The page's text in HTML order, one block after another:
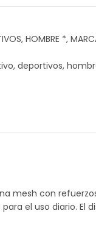
, HOMBRE *,
, deportivos,
mesh con
el uso diario. El